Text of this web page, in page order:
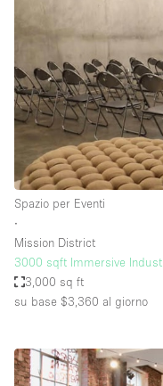
Spazio per Eventi
∙
Mission District
3000 sqft Immersive
3,000 sq ft
su base $3,360 al giorno